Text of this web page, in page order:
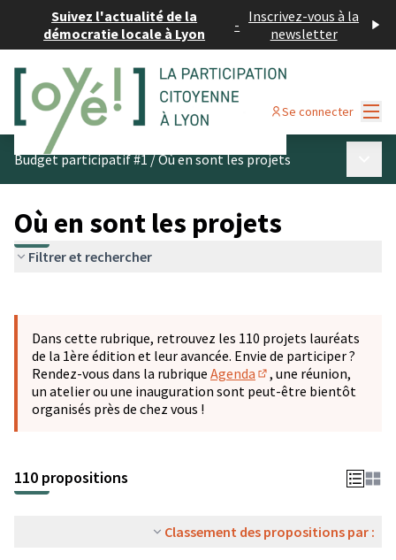
Suivez l'actualité de la
démocratie locale à Lyon
- Inscrivez-vous à la
newsletter
Se connecter
Budget participatif #1/Où en sont les projets
Où en sont les projets
Filtrer et rechercher
−
Dans cette rubrique, retrouvez les 110 projets lauréats
de la 1ère édition et leur avancée. Envie de participer ?
Rendez-vous dans la rubrique Agenda
(S'ouvre dans un
, une réunion,
un atelier ou une inauguration sont peut-être bientôt
organisés près de chez vous !
110 propositions
Classement des propositions par :